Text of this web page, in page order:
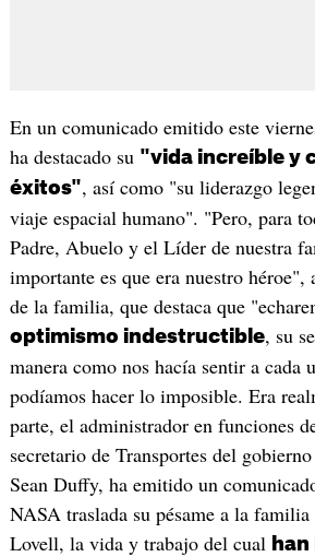
En un comunicado emitido este
ha destacado su "vida increíble y
éxitos", así como "su liderazgo
viaje espacial humano". "Pero, para
Padre, Abuelo y el Líder de nuestra
importante es que era nuestro héroe",
de la familia, que destaca que
optimismo indestructible, su
manera como nos hacía sentir a cada
podíamos hacer lo imposible. Era
parte, el administrador en funciones
secretario de Transportes del
Sean Duffy, ha emitido un
NASA traslada su pésame a la
Lovell, la vida y trabajo del cual